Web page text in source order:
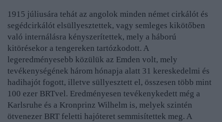
1915 júliusára tehát az angolok minden német cirkálót és
segédcirkálót elsüllyesztettek, vagy semleges kikötőben
való internálásra kényszerítettek, mely a háború
kitörésekor a tengereken tartózkodott. A
legeredményesebb közülük az Emden volt, mely
tevékenységének három hónapja alatt 31 kereskedelmi és
hadihajót fogott, illetve süllyesztett el, összesen több mint
100 ezer BRTvel. Eredményesen tevékenykedett még a
Karlsruhe és a Kronprinz Wilhelm is, melyek szintén
ötvenezer BRT feletti hajóteret semmisítettek meg. A